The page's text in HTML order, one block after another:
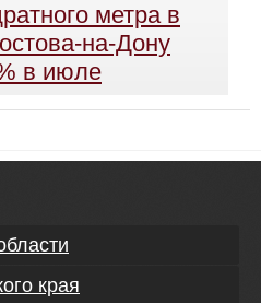
метра в
на-Дону
в июле
края